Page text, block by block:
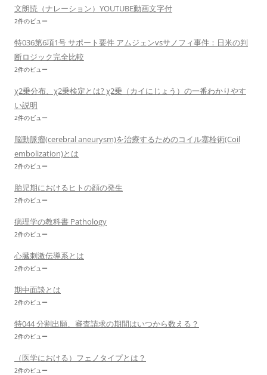
文朗読（ナレーション）YOUTUBE動画文字付
2件のビュー
特036第6項1号 サポート要件 アムジェンvsサノフィ事件：日米の判
断ロジック完全比較
2件のビュー
χ2乗分布、χ2乗検定とは? χ2乗（カイにじょう）の一番わかりやす
い説明
2件のビュー
脳動脈瘤(cerebral aneurysm)を治療するためのコイル塞栓術(Coil
embolization)とは
2件のビュー
胎児期におけるヒトの顔の発生
2件のビュー
病理学の教科書 Pathology
2件のビュー
心臓刺激伝導系とは
2件のビュー
期中面談とは
2件のビュー
特044 分割出願、審査請求の期間はいつから数える？
2件のビュー
（医学における）フェノタイプとは？
2件のビュー